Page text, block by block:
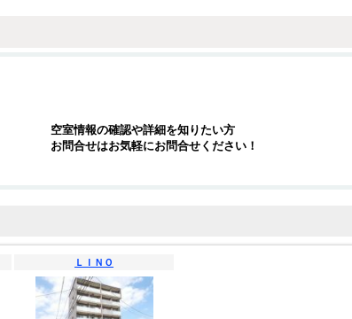
空室情報の確認や詳細を知りたい方
お問合せはお気軽にお問合せください！
ＬＩＮＯ